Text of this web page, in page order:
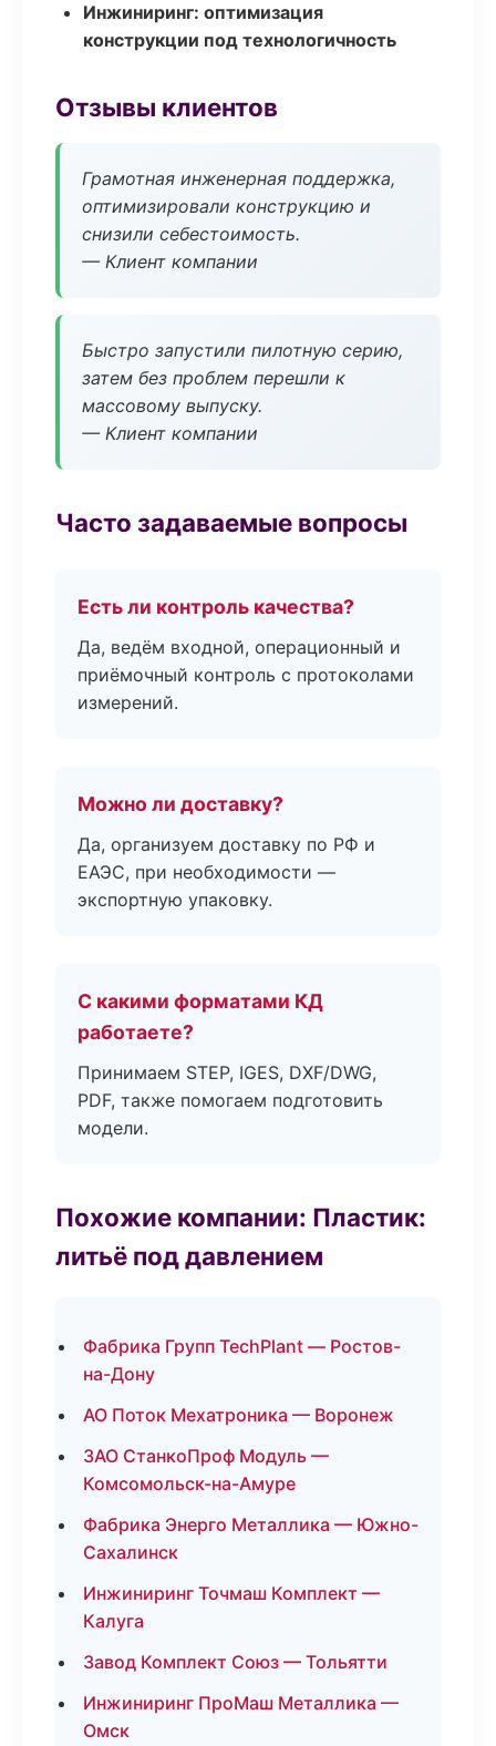
Инжиниринг: оптимизация
конструкции под технологичность
Отзывы клиентов
Грамотная инженерная поддержка,
оптимизировали конструкцию и
снизили себестоимость.
— Клиент компании
Быстро запустили пилотную серию,
затем без проблем перешли к
массовому выпуску.
— Клиент компании
Часто задаваемые вопросы
Есть ли контроль качества?
Да, ведём входной, операционный и
приёмочный контроль с протоколами
измерений.
Можно ли доставку?
Да, организуем доставку по РФ и
ЕАЭС, при необходимости —
экспортную упаковку.
С какими форматами КД
работаете?
Принимаем STEP, IGES, DXF/DWG,
PDF, также помогаем подготовить
модели.
Похожие компании: Пластик:
литьё под давлением
Фабрика Групп TechPlant — Ростов-
на-Дону
АО Поток Мехатроника — Воронеж
ЗАО СтанкоПроф Модуль —
Комсомольск-на-Амуре
Фабрика Энерго Металлика — Южно-
Сахалинск
Инжиниринг Точмаш Комплект —
Калуга
Завод Комплект Союз — Тольятти
Инжиниринг ПроМаш Металлика —
Омск